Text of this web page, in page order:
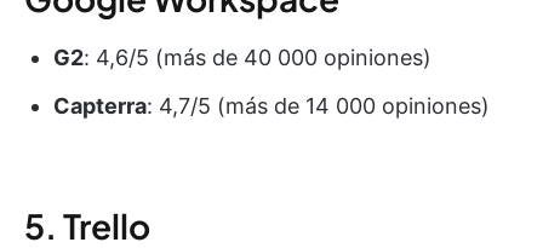
G2: 4,6/5 (más de 40 000 opiniones)
Capterra: 4,7/5 (más de 14 000 opiniones)
5. Trello